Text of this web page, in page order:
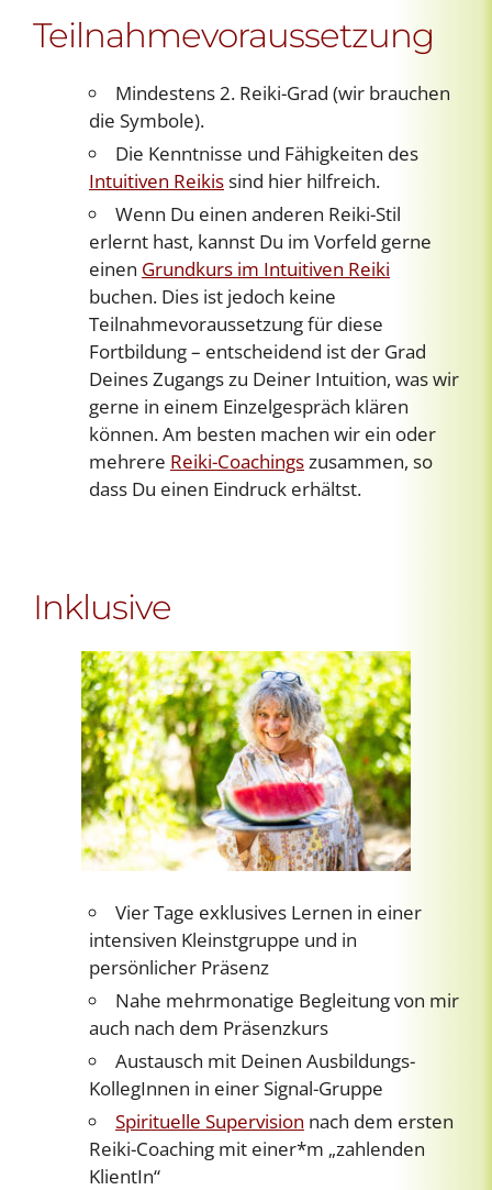
Teilnahmevoraussetzung
Mindestens 2. Reiki-Grad (wir brauchen
die Symbole).
Die Kenntnisse und Fähigkeiten des
Intuitiven Reikissind hier hilfreich.
Wenn Du einen anderen Reiki-Stil
erlernt hast, kannst Du im Vorfeld gerne
einen Grundkurs im Intuitiven Reiki
buchen. Dies ist jedoch keine
Teilnahmevoraussetzung für diese
Fortbildung – entscheidend ist der Grad
Deines Zugangs zu Deiner Intuition, was wir
gerne in einem Einzelgespräch klären
können. Am besten machen wir ein oder
mehrere Reiki-Coachingszusammen, so
dass Du einen Eindruck erhältst.
Inklusive
Vier Tage exklusives Lernen in einer
intensiven Kleinstgruppe und in
persönlicher Präsenz
Nahe mehrmonatige Begleitung von mir
auch nach dem Präsenzkurs
Austausch mit Deinen Ausbildungs-
KollegInnen in einer Signal-Gruppe
Spirituelle Supervision nach dem ersten
Reiki-Coaching mit einer*m „zahlenden
KlientIn“